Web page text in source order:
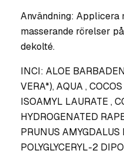
Användning: Applicera
masserande rörelser
dekolté.
INCI: ALOE
VERA*), AQUA ,
ISOAMYL LAURATE ,
HYDROGENATED
PRUNUS
POLYGLYCERYL-2